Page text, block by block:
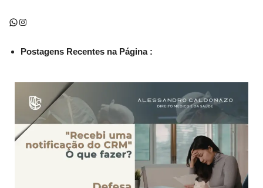
Postagens Recentes na Página :